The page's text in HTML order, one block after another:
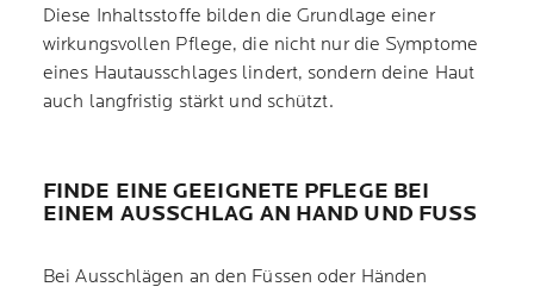
Diese Inhaltsstoffe bilden die Grundlage einer
wirkungsvollen Pflege, die nicht nur die Symptome
eines Hautausschlages lindert, sondern deine Haut
auch langfristig stärkt und schützt.
FINDE EINE GEEIGNETE PFLEGE BEI
EINEM AUSSCHLAG AN HAND UND FUSS
Bei Ausschlägen an den Füssen oder Händen